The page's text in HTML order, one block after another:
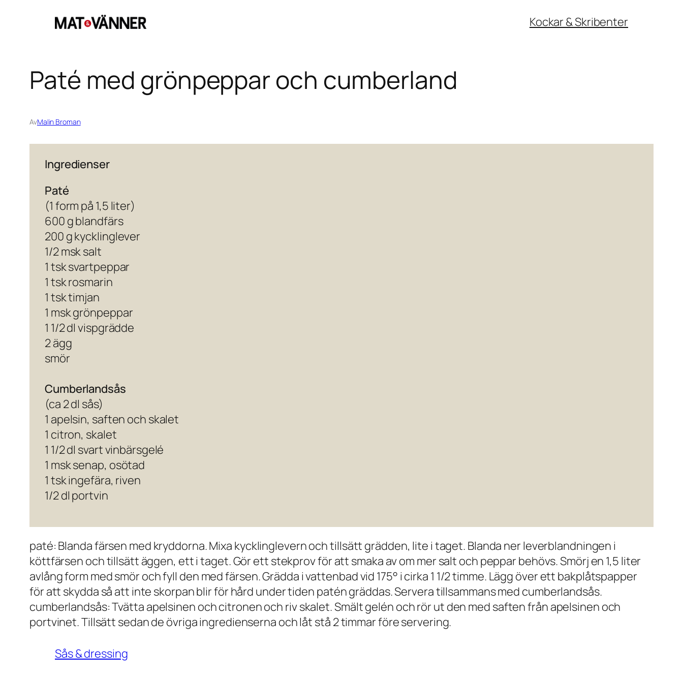
Kockar & Skribenter
Paté med grönpeppar och cumberland
AvMalin Broman
Ingredienser
Paté
(1 form på 1,5 liter)
600 g blandfärs
200 g kycklinglever
1/2 msk salt
1 tsk svartpeppar
1 tsk rosmarin
1 tsk timjan
1 msk grönpeppar
1 1/2 dl vispgrädde
2 ägg
smör
Cumberlandsås
(ca 2 dl sås)
1 apelsin, saften och skalet
1 citron, skalet
1 1/2 dl svart vinbärsgelé
1 msk senap, osötad
1 tsk ingefära, riven
1/2 dl portvin
paté: Blanda färsen med kryddorna. Mixa kycklinglevern och tillsätt grädden, lite i taget. Blanda ner leverblandningen i
köttfärsen och tillsätt äggen, ett i taget. Gör ett stekprov för att smaka av om mer salt och peppar behövs. Smörj en 1,5 liter
avlång form med smör och fyll den med färsen. Grädda i vattenbad vid 175° i cirka 1 1/2 timme. Lägg över ett bakplåtspapper
för att skydda så att inte skorpan blir för hård under tiden patén gräddas. Servera tillsammans med cumberlandsås.
cumberlandsås: Tvätta apelsinen och citronen och riv skalet. Smält gelén och rör ut den med saften från apelsinen och
portvinet. Tillsätt sedan de övriga ingredienserna och låt stå 2 timmar före servering.
Sås & dressing